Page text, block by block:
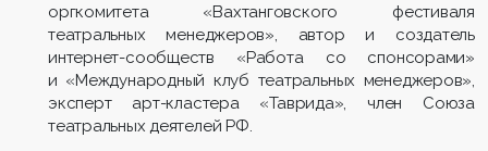
оргкомитета «Вахтанговского фестиваля
театральных менеджеров», автор и создатель
интернет-сообществ «Работа со спонсорами»
и «Международный клуб театральных менеджеров»,
эксперт арт-кластера «Таврида», член Союза
театральных деятелей РФ.